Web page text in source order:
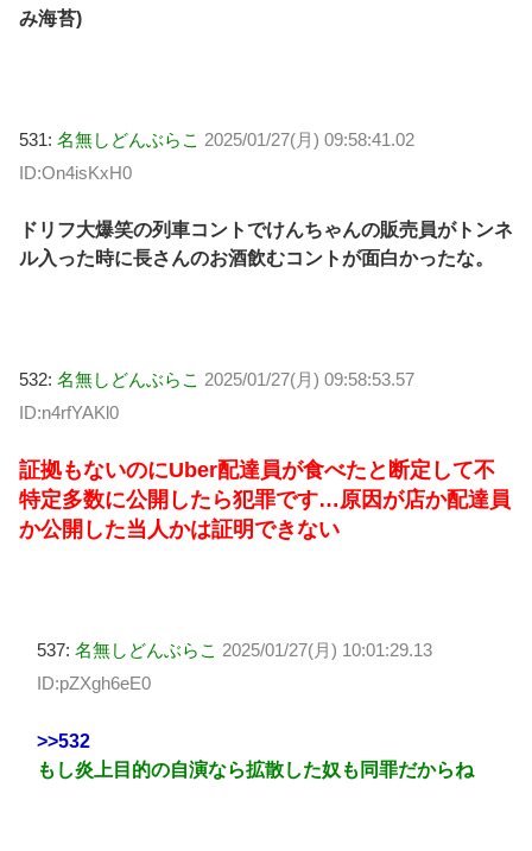
み海苔)
531: 名無しどんぶらこ 2025/01/27(月) 09:58:41.02
ID:On4isKxH0
ドリフ大爆笑の列車コントでけんちゃんの販売員がトンネ
ル入った時に長さんのお酒飲むコントが面白かったな。
532: 名無しどんぶらこ 2025/01/27(月) 09:58:53.57
ID:n4rfYAKl0
証拠もないのにUber配達員が食べたと断定して不
特定多数に公開したら犯罪です…原因が店か配達員
か公開した当人かは証明できない
537: 名無しどんぶらこ 2025/01/27(月) 10:01:29.13
ID:pZXgh6eE0
>>532
もし炎上目的の自演なら拡散した奴も同罪だからね